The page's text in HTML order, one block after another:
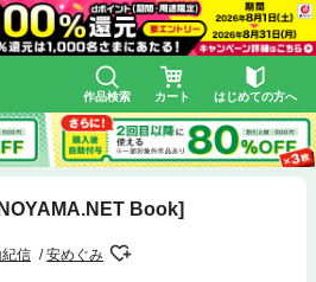
作品検索 カート はじめての方へ
Book]
信 安めぐみ